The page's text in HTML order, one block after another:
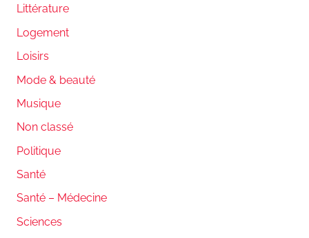
Littérature
Logement
Loisirs
Mode & beauté
Musique
Non classé
Politique
Santé
Santé – Médecine
Sciences